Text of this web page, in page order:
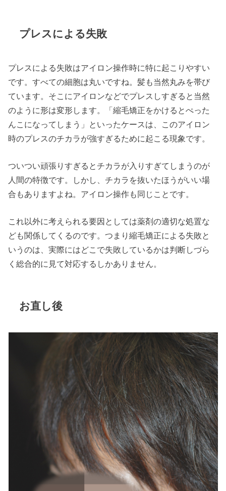
プレスによる失敗
プレスによる失敗はアイロン操作時に特に起こりやすい
です。すべての細胞は丸いですね。髪も当然丸みを帯び
ています。そこにアイロンなどでプレスしすぎると当然
のように形は変形します。「縮毛矯正をかけるとぺった
んこになってしまう」といったケースは、このアイロン
時のプレスのチカラが強すぎるために起こる現象です。
ついつい頑張りすぎるとチカラが入りすぎてしまうのが
人間の特徴です。しかし、チカラを抜いたほうがいい場
合もありますよね。アイロン操作も同じことです。
これ以外に考えられる要因としては薬剤の適切な処置な
ども関係してくるのです。つまり縮毛矯正による失敗と
いうのは、実際にはどこで失敗しているかは判断しづら
く総合的に見て対応するしかありません。
お直し後